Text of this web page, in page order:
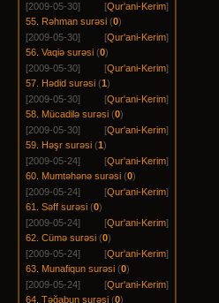
[2009-05-30]
[Qur'ani-Kerim]
55. Rəhman surəsi (0)
[2009-05-30]
[Qur'ani-Kerim]
56. Vaqiə surəsi (0)
[2009-05-30]
[Qur'ani-Kerim]
57. Hədid surəsi (1)
[2009-05-30]
[Qur'ani-Kerim]
58. Mücadilə surəsi (0)
[2009-05-30]
[Qur'ani-Kerim]
59. Həşr surəsi (1)
[2009-05-24]
[Qur'ani-Kerim]
60. Mumtəhənə surəsi (0)
[2009-05-24]
[Qur'ani-Kerim]
61. Səff surəsi (0)
[2009-05-24]
[Qur'ani-Kerim]
62. Cümə surəsi (0)
[2009-05-24]
[Qur'ani-Kerim]
63. Munafiqun surəsi (0)
[2009-05-24]
[Qur'ani-Kerim]
64. Təğabun surəsi (0)